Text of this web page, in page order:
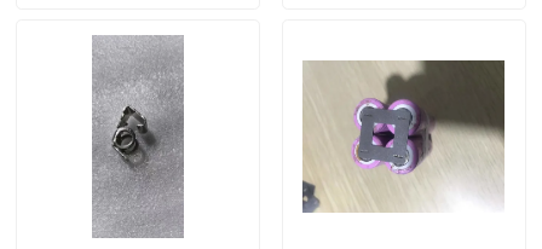
Au sujet de nous
Visite d'usine
Contrôle de qualité